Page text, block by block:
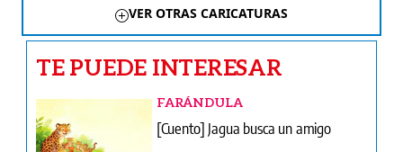
VER OTRAS CARICATURAS
TE PUEDE INTERESAR
FARÁNDULA
[Cuento] Jagua busca un amigo